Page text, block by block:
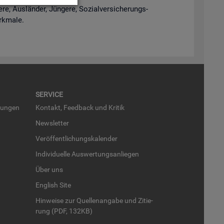
Aus­län­der, Jün­ge­re, So­zi­al­ver­si­che­rungs­
SER­VICE
Kon­takt, Feed­back und Kri­tik
News­let­ter
Ver­öf­fent­li­chungs­ka­len­der
In­di­vi­du­el­le Aus­wer­tungs­an­lie­gen
Über uns
English Site
Hin­wei­se zur Quel­len­an­ga­be und Zi­tie­
rung (PDF, 132KB)